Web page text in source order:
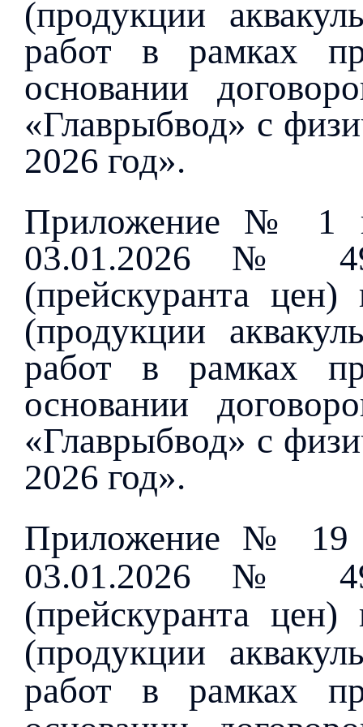
(продукции
работ в рамках
основании
«Главрыбвод» с
2026 год».
Приложение № 1 к
03.01.2026 № 49
(прейскуранта цен)
(продукции
работ в рамках
основании
«Главрыбвод» с
2026 год».
Приложение № 19
03.01.2026 № 49
(прейскуранта цен)
(продукции
работ в рамках